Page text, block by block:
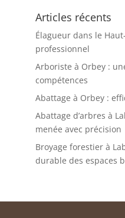
Articles récents
Élagueur dans le
professionnel
Arboriste à Orbey :
compétences
Abattage à Orbey :
Abattage d’arbres à
menée avec précision
Broyage forestier à
durable des espaces